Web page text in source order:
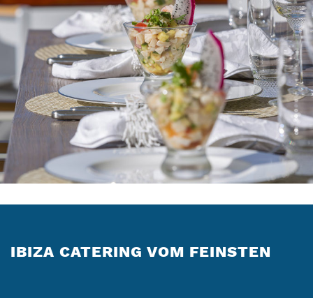
IBIZA CATERING VOM FEINSTEN